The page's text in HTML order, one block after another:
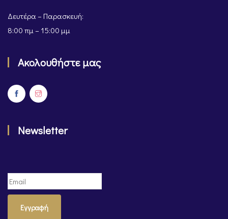
Δευτέρα – Παρασκευή:
8:00 πμ – 15:00 μμ
Ακολουθήστε μας
Newsletter
Εγγραφή